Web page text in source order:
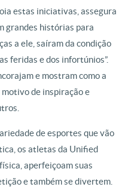
estas iniciativas, assegura
grandes histórias para
a ele, saíram da condição
feridas e dos infortúnios”.
e mostram como a
de inspiração e
de esportes que vão
os atletas da Unified
aperfeiçoam suas
e também se divertem.